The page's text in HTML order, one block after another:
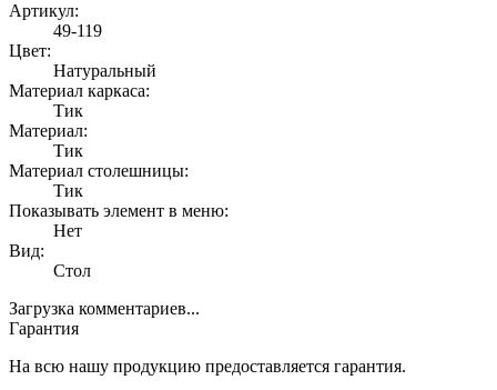
Артикул:
49-119
Цвет:
Натуральный
Материал каркаса:
Тик
Материал:
Тик
Материал столешницы:
Тик
Показывать элемент в меню:
Нет
Вид:
Стол
Загрузка комментариев...
Гарантия
На всю нашу продукцию предоставляется гарантия.